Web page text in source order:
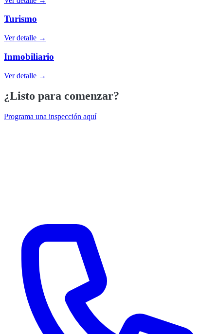
Turismo
Ver detalle →
Inmobiliario
Ver detalle →
¿Listo para comenzar?
Programa una inspección aquí